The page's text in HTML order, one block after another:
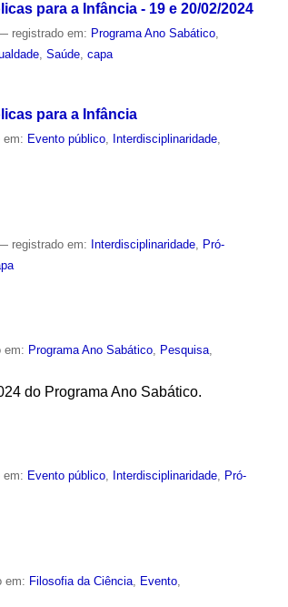
para a Infância - 19 e 20/02/2024
registrado em: Programa Ano Sabático,
,Saúde,capa
para a Infância
Evento público, Interdisciplinaridade,
registrado em: Interdisciplinaridade
Pró-
em: Programa Ano Sabático Pesquisa
do Programa Ano Sabático.
Evento público, Interdisciplinaridade, Pró-
em: Filosofia da Ciência Evento